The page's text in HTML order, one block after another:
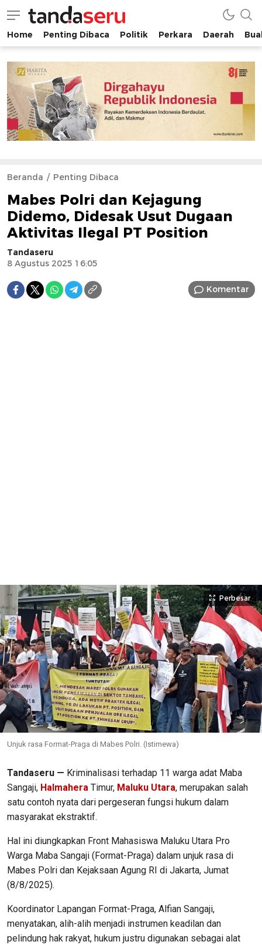
tandaseru.com | Penting Dibaca
tandaseru.com
Home Penting Dibaca Politik Perkara Daerah
Beranda Penting Dibaca
Mabes Polri dan Kejagung
Didemo, Didesak Usut Dugaan
Aktivitas Ilegal PT Position
Tandaseru
8 Agustus 2025 16:05
Komentar
Perbesar
Unjuk rasa Format-Praga di Mabes Polri. (Istimewa)
Tandaseru — Kriminalisasi terhadap 11 warga adat Maba
Sangaji, Halmahera Timur, Maluku Utara, merupakan salah
satu contoh nyata dari pergeseran fungsi hukum dalam
masyarakat ekstraktif.
Hal ini diungkapkan Front Mahasiswa Maluku Utara Pro
Warga Maba Sangaji (Format-Praga) dalam unjuk rasa di
Mabes Polri dan Kejaksaan Agung RI di Jakarta, Jumat
(8/8/2025).
Koordinator Lapangan Format-Praga, Alfian Sangaji,
menyatakan, alih-alih menjadi instrumen keadilan dan
pelindung hak rakyat, hukum justru digunakan sebagai alat